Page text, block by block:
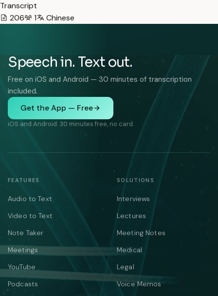
Transcript
206
1 Chinese
Speech in. Text out.
Free on iOS and Android — 30 minutes of transcription
included.
Get the App — Free
iOS and Android. 30 minutes free, no card.
FEATURES
Audio to Text
Video to Text
Note Taker
Meetings
YouTube
Podcasts
SOLUTIONS
Interviews
Lectures
Meeting Notes
Medical
Legal
Voice Memos